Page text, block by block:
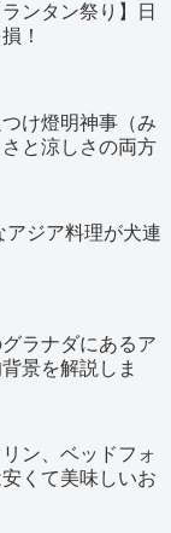
ンタン祭り】日
！
け燈明神事（み
と涼しさの両方
アジア料理が犬連
ラナダにあるア
景を解説しま
ン、ベッドフォ
くて美味しいお